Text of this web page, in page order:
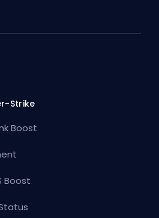
Strike
Boost
Boost